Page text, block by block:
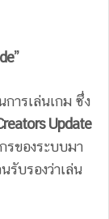
ารเล่นเกม ซึ่ง
Update
รของระบบมา
รับรองว่าเล่น